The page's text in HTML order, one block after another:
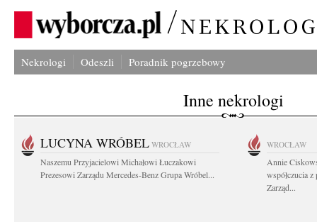
Nekrologi Odeszli Poradnik pogrzebowy
Inne nekrologi
LUCYNA WRÓBEL WROCŁAW
Naszemu Przyjacielowi Michałowi Łuczakowi
Prezesowi Zarządu Mercedes-Benz Grupa Wróbel...
WROCŁAW
Annie
współczucia
Zarząd...